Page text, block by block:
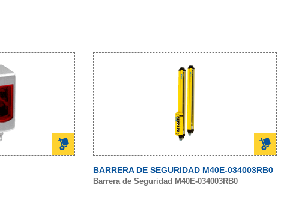
BARRERA DE SEGURIDAD M40E-034003RB0
Barrera de Seguridad M40E-034003RB0